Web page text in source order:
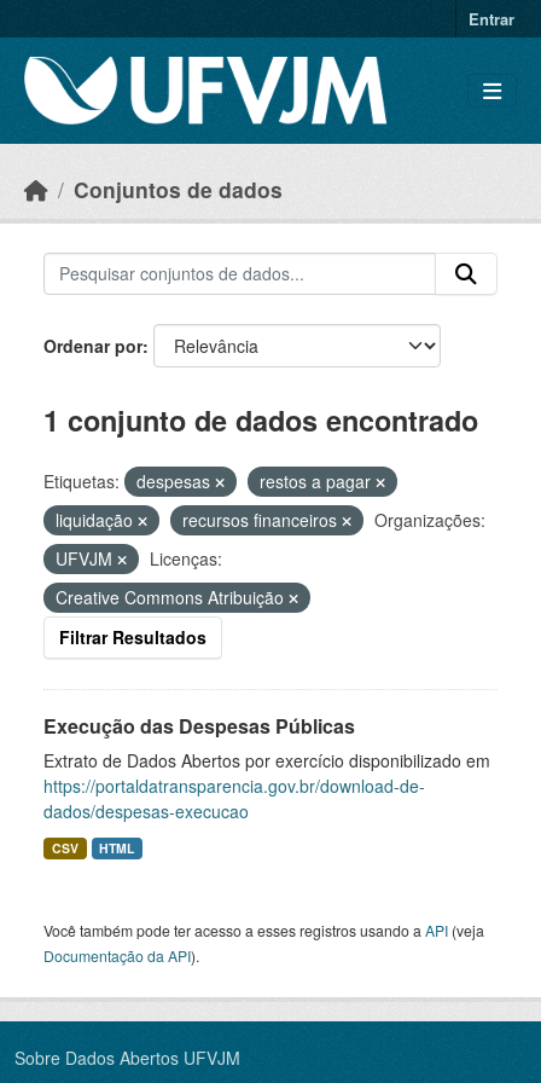
Entrar
Conjuntos de dados
Ordenar por
1 conjunto de dados encontrado
Etiquetas: despesas
restos a pagar
liquidação
recursos financeiros
Organizações:
UFVJM
Licenças:
Creative Commons Atribuição
Filtrar Resultados
Execução das Despesas Públicas
Extrato de Dados Abertos por exercício disponibilizado em
https://portaldatransparencia.gov.br/download-de-
dados/despesas-execucao
CSV HTML
Você também pode ter acesso a esses registros usando a API (veja
Documentação da API).
Sobre Dados Abertos UFVJM